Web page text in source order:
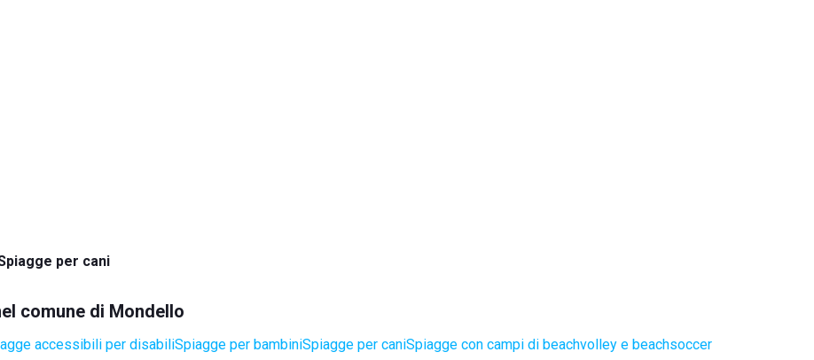
per cani
comune di Mondello
accessibili per disabiliSpiagge per bambiniSpiagge per caniSpiagge con campi di beachvolley e beachsoccer